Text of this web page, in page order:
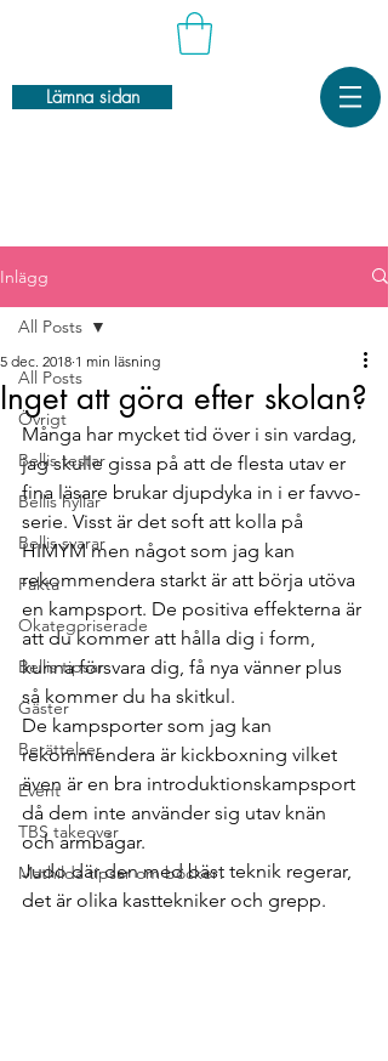
Lämna sidan
Inlägg
All Posts
Övrigt
Bellis testar
Bellis hyllar
Bellis svarar
Fakta
Okategoriserade
Bellis tipsar
Gäster
Berättelser
Event
TBS takeover
Mathilda tipsar om böcker!
All Posts
Inget att göra efter skolan?
5 dec. 2018 1 min läsning
Många har mycket tid över i sin vardag,
jag skulle gissa på att de flesta utav er
fina läsare brukar djupdyka in i er favvo-
serie. Visst är det soft att kolla på
HIMYM men något som jag kan
rekommendera starkt är att börja utöva
en kampsport. De positiva effekterna är
att du kommer att hålla dig i form,
kunna försvara dig, få nya vänner plus
så kommer du ha skitkul.
De kampsporter som jag kan
rekommendera är kickboxning vilket
även är en bra introduktionskampsport
då dem inte använder sig utav knän
och armbågar.
Judo där den med bäst teknik regerar,
det är olika kasttekniker och grepp.